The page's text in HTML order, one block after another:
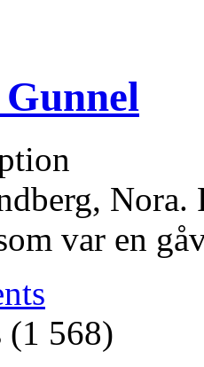
Nora.
var en
(1 568)